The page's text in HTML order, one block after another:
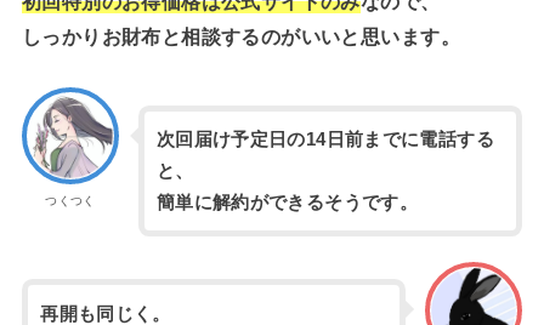
しっかりお財布と相談するのがいいと思います。
つくつく
次回届け予定日の14日前までに電話する
と、
簡単に解約ができるそうです。
再開も同じく。